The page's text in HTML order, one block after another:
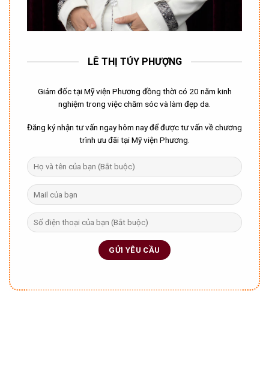
LÊ THỊ TÚY PHƯỢNG
Giám đốc tại Mỹ viện Phương đồng thời có 20 năm kinh
nghiệm trong việc chăm sóc và làm đẹp da.
Đăng ký nhận tư vấn ngay hôm nay để được tư vấn về chương
trình ưu đãi tại Mỹ viện Phương.